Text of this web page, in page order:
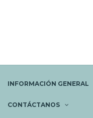
INFORMACIÓN GENERAL
CONTÁCTANOS